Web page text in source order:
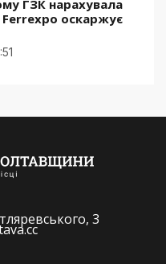
ГЗК нарахувала
оскаржує
3